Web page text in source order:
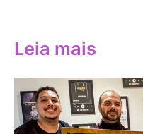
Leia mais